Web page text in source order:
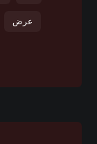
عرض